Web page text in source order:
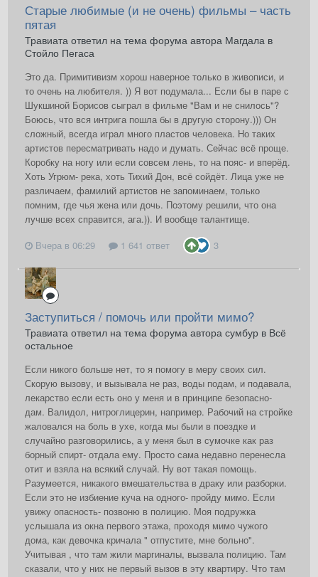
Старые любимые (и не очень) фильмы – часть
пятая
Травиата ответил на тема форума автора Магдала в
Стойло Пегаса
Это да. Примитивизм хорош наверное только в живописи, и
то очень на любителя. )) Я вот подумала... Если бы в паре с
Шукшиной Борисов сыграл в фильме "Вам и не снилось"?
Боюсь, что вся интрига пошла бы в другую сторону.))) Он
сложный, всегда играл много пластов человека. Но таких
артистов пересматривать надо и думать. Сейчас всё проще.
Коробку на ногу или если совсем лень, то на пояс- и вперёд.
Хоть Угрюм- река, хоть Тихий Дон, всё сойдёт. Лица уже не
различаем, фамилий артистов не запоминаем, только
помним, где чья жена или дочь. Поэтому решили, что она
лучше всех справится, ага.)). И вообще талантище.
Вчера в 06:29
1 641 ответ 3
Заступиться / помочь или пройти мимо?
Травиата ответил на тема форума автора сумбур в Всё
остальное
Если никого больше нет, то я помогу в меру своих сил.
Скорую вызову, и вызывала не раз, воды подам, и подавала,
лекарство если есть оно у меня и в принципе безопасно-
дам. Валидол, нитроглицерин, например. Рабочий на стройке
жаловался на боль в ухе, когда мы были в поездке и
случайно разговорились, а у меня был в сумочке как раз
борный спирт- отдала ему. Просто сама недавно перенесла
отит и взяла на всякий случай. Ну вот такая помощь.
Разумеется, никакого вмешательства в драку или разборки.
Если это не избиение куча на одного- пройду мимо. Если
увижу опасность- позвоню в полицию. Моя подружка
услышала из окна первого этажа, проходя мимо чужого
дома, как девочка кричала " отпустите, мне больно".
Учитывая , что там жили маргиналы, вызвала полицию. Там
сказали, что у них не первый вызов в эту квартиру. Что там